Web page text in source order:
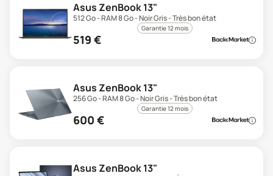
Asus ZenBook 13"
512 Go - RAM 8 Go - Noir Gris - Très bon état
Garantie 12 mois
519 €
Asus ZenBook 13"
256 Go - RAM 8 Go - Noir Gris - Très bon état
Garantie 12 mois
600 €
Asus ZenBook 13"